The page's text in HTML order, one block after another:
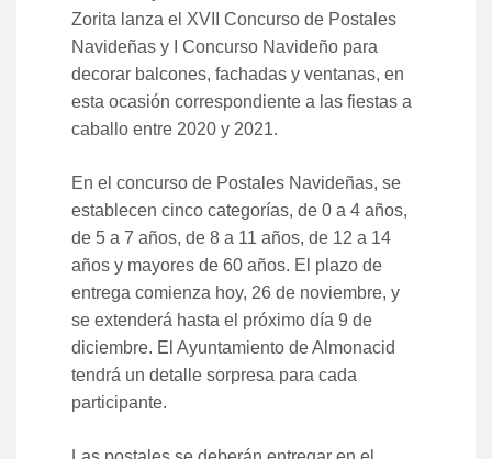
Zorita lanza el XVII Concurso de Postales
Navideñas y I Concurso Navideño para
decorar balcones, fachadas y ventanas, en
esta ocasión correspondiente a las fiestas a
caballo entre 2020 y 2021.
En el concurso de Postales Navideñas, se
establecen cinco categorías, de 0 a 4 años,
de 5 a 7 años, de 8 a 11 años, de 12 a 14
años y mayores de 60 años. El plazo de
entrega comienza hoy, 26 de noviembre, y
se extenderá hasta el próximo día 9 de
diciembre. El Ayuntamiento de Almonacid
tendrá un detalle sorpresa para cada
participante.